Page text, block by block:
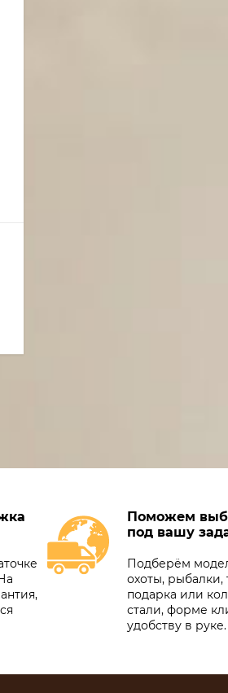
Поможем
под вашу
Подберём
охоты, рыбалки,
подарка или
стали, форме
удобству в руке.